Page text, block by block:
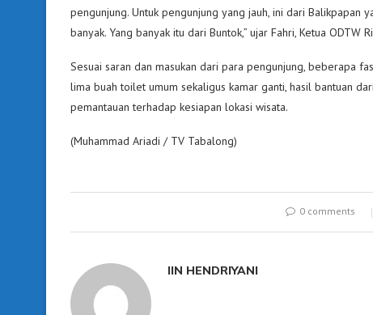
pengunjung. Untuk pengunjung yang jauh, ini dari Balikpapan
banyak. Yang banyak itu dari Buntok,” ujar Fahri, Ketua ODTW
Sesuai saran dan masukan dari para pengunjung, beberapa
lima buah toilet umum sekaligus kamar ganti, hasil bantuan
pemantauan terhadap kesiapan lokasi wisata.
(Muhammad Ariadi / TV Tabalong)
0 comments
IIN HENDRIYANI